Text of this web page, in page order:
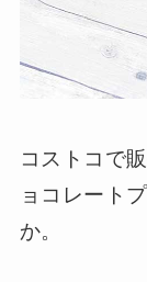
コストコで
ョコレート
か。